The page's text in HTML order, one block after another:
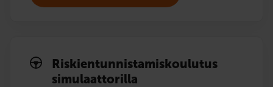
Riskien­tunnistamis­koulutus
simulaattorilla